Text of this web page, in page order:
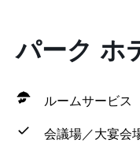
パーク ホ
ルームサービス
会議場／大宴会